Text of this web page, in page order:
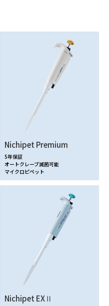
Nichipet Premium
5年保証
オートクレーブ滅菌可能
マイクロピペット
Nichipet EXⅡ